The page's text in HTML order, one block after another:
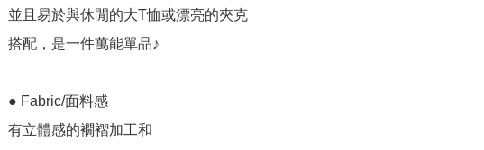
並且易於與休閒的大T恤或漂亮的夾克
搭配，是一件萬能單品♪
● Fabric/面料感
有立體感的襉褶加工和